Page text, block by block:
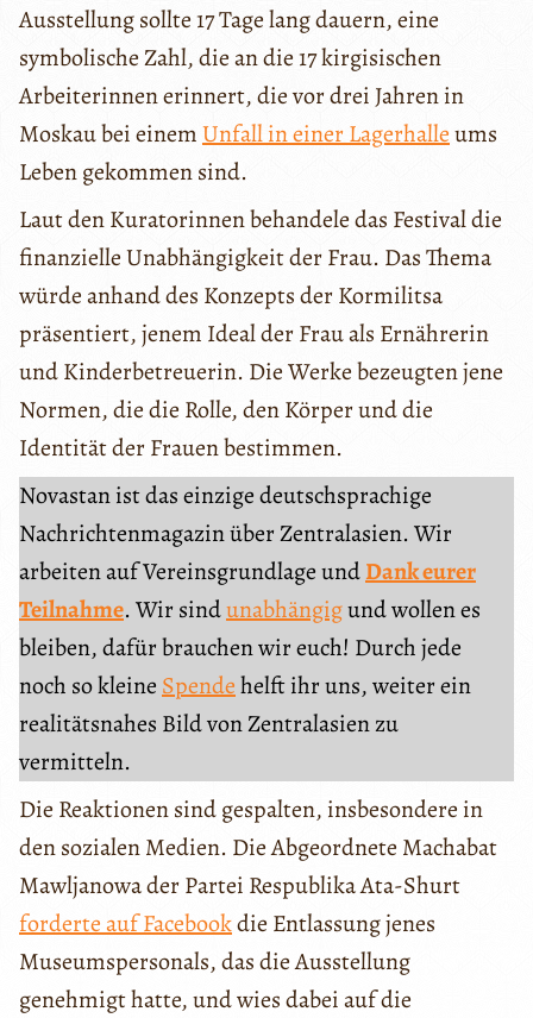
Ausstellung sollte 17 Tage lang dauern, eine
symbolische Zahl, die an die 17 kirgisischen
Arbeiterinnen erinnert, die vor drei Jahren in
Moskau bei einemUnfall in einer Lagerhalleums
Leben gekommen sind.
Laut den Kuratorinnen behandele das Festival die
finanzielle Unabhängigkeit der Frau. Das Thema
würde anhand des Konzepts der Kormilitsa
präsentiert, jenem Ideal der Frau als Ernährerin
und Kinderbetreuerin. Die Werke bezeugten jene
Normen, die die Rolle, den Körper und die
Identität der Frauen bestimmen.
Novastan ist das einzige deutschsprachige
Nachrichtenmagazin über Zentralasien. Wir
arbeiten auf Vereinsgrundlage undDank eurer
Teilnahme. Wir sindunabhängigund wollen es
bleiben, dafür brauchen wir euch! Durch jede
noch so kleine Spendehelft ihr uns, weiter ein
realitätsnahes Bild von Zentralasien zu
vermitteln.
Die Reaktionen sind gespalten, insbesondere in
den sozialen Medien. Die Abgeordnete Machabat
Mawljanowa der Partei Respublika Ata-Shurt
forderte auf Facebookdie Entlassung jenes
Museumspersonals, das die Ausstellung
genehmigt hatte, und wies dabei auf die